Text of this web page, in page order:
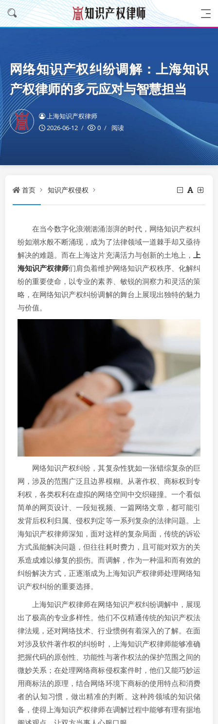
网络知识产权纠纷调解：上海知识
产权律师的多元应对与智慧担当
上海知识产权律师
2026-06-12
0 阅读
首页 知识产权侵权
在当今数字化浪潮汹涌澎湃的时代，网络知识产权纠
纷如潮水般不断涌现，成为了法律领域一道棘手却又亟待
解决的难题。而在上海这片充满活力与创新的土地上， 上
海知识产权律师们肩负着维护网络知识产权秩序、化解纠
纷的重要使命，以专业的素养、敏锐的洞察力和灵活的策
略，在网络知识产权纠纷调解的舞台上展现出独特的魅力
与价值。
网络知识产权纠纷，其复杂性犹如一张错综复杂的巨
网，涉及的范围广泛且边界模糊。从著作权、商标权到专
利权，各类权利在虚拟的网络空间中交织碰撞。一个看似
简单的网页设计、一段短视频、一篇网络文章，都可能引
发背后权利归属、侵权判定等一系列复杂的法律问题。上
海知识产权律师深知，面对这样的复杂局面，传统的诉讼
方式虽能解决问题，但往往耗时费力，且可能对双方的关
系造成难以修复的损伤。而调解，作为一种温和而有效的
纠纷解决方式，正逐渐成为上海知识产权律师处理网络知
识产权纠纷的重要选择。
上海知识产权律师在网络知识产权纠纷调解中，展现
出了极高的专业多样性。他们不仅精通传统的知识产权法
律法规，还对网络技术、行业惯例有着深入的了解。在面
对涉及软件著作权的纠纷时，上海知识产权律师能够准确
把握代码的原创性、功能性与著作权法的保护范围之间的
微妙关系；在处理网络商标侵权案件时，他们又能巧妙运
用商标法的原理，结合网络环境下商标的使用特点和消费
者的认知习惯，做出精准的判断。这种跨领域的知识储
备，使得上海知识产权律师在调解过程中能够有理有据地